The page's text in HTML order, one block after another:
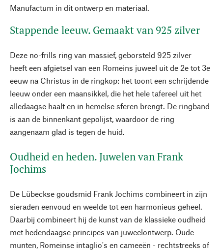
Manufactum in dit ontwerp en materiaal.
Stappende leeuw. Gemaakt van 925 zilver
Deze no-frills ring van massief, geborsteld 925 zilver
heeft een afgietsel van een Romeins juweel uit de 2e tot 3e
eeuw na Christus in de ringkop: het toont een schrijdende
leeuw onder een maansikkel, die het hele tafereel uit het
alledaagse haalt en in hemelse sferen brengt. De ringband
is aan de binnenkant gepolijst, waardoor de ring
aangenaam glad is tegen de huid.
Oudheid en heden. Juwelen van Frank
Jochims
De Lübeckse goudsmid Frank Jochims combineert in zijn
sieraden eenvoud en weelde tot een harmonieus geheel.
Daarbij combineert hij de kunst van de klassieke oudheid
met hedendaagse principes van juweelontwerp. Oude
munten, Romeinse intaglio's en cameeën - rechtstreeks of